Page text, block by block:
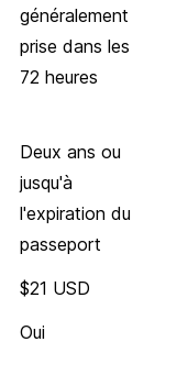
généralement
prise dans les
72 heures
Deux ans ou
jusqu'à
l'expiration du
passeport
$21 USD
Oui